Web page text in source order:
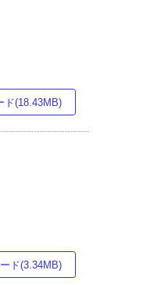
ド(18.43MB)
ド(3.34MB)